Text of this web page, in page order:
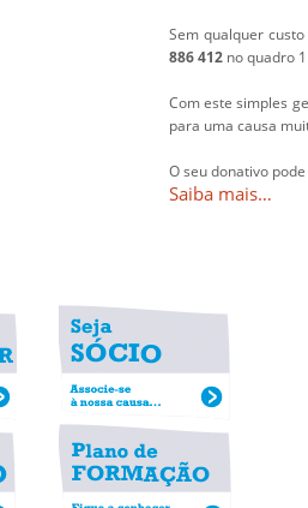
Sem qualquer
886 412no quadro
Com este simples
para uma causa
O seu donativo
Saiba mais…